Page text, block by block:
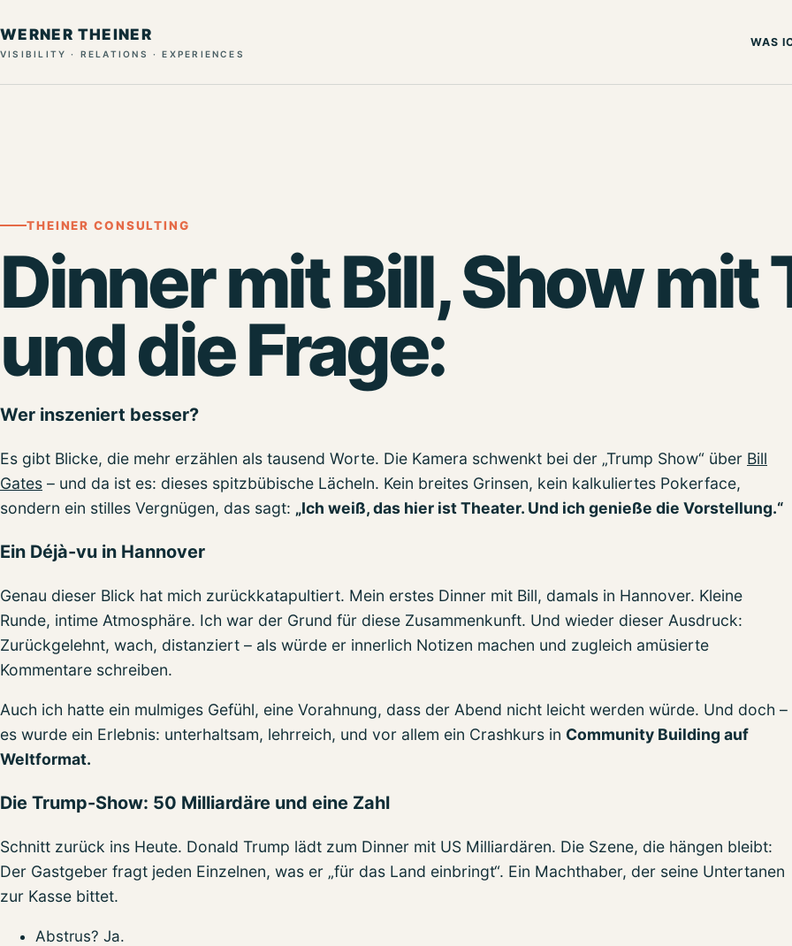
WERNER THEINER
VISIBILITY · RELATIONS · EXPERIENCES
WAS
THEINER CONSULTING
Dinner mit Bill, Show mit
und die Frage:
Wer inszeniert besser?
Es gibt Blicke, die mehr erzählen als tausend Worte. Die Kamera schwenkt bei der „Trump Show“ über Bill
Gates – und da ist es: dieses spitzbübische Lächeln. Kein breites Grinsen, kein kalkuliertes Pokerface,
sondern ein stilles Vergnügen, das sagt: „Ich weiß, das hier ist Theater. Und ich genieße die Vorstellung.“
Ein Déjà-vu in Hannover
Genau dieser Blick hat mich zurückkatapultiert. Mein erstes Dinner mit Bill, damals in Hannover. Kleine
Runde, intime Atmosphäre. Ich war der Grund für diese Zusammenkunft. Und wieder dieser Ausdruck:
Zurückgelehnt, wach, distanziert – als würde er innerlich Notizen machen und zugleich amüsierte
Kommentare schreiben.
Auch ich hatte ein mulmiges Gefühl, eine Vorahnung, dass der Abend nicht leicht werden würde. Und doch –
es wurde ein Erlebnis: unterhaltsam, lehrreich, und vor allem ein Crashkurs in Community Building auf
Weltformat.
Die Trump-Show: 50 Milliardäre und eine Zahl
Schnitt zurück ins Heute. Donald Trump lädt zum Dinner mit US Milliardären. Die Szene, die hängen bleibt:
Der Gastgeber fragt jeden Einzelnen, was er „für das Land einbringt“. Ein Machthaber, der seine Untertanen
zur Kasse bittet.
Abstrus? Ja.